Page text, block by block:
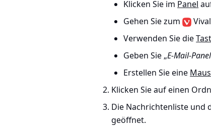
Klicken Sie im Panel
Gehen Sie zum
Verwenden Sie die
Geben Sie „E-Mail-Panel
Erstellen Sie eine
Klicken Sie auf einen
Die Nachrichtenliste und
geöffnet.